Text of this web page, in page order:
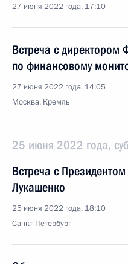
27 июня 2022 года, 17:10
Встреча с директором
по финансовому
27 июня 2022 года, 14:05
Москва, Кремль
25 июня 2022 года,
Встреча с
Лукашенко
25 июня 2022 года, 18:10
Санкт-Петербург